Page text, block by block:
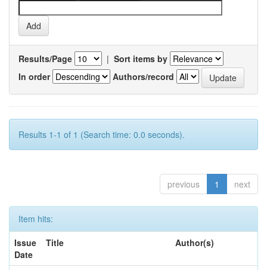
Results/Page | Sort items by
In order
Authors/record
Results 1-1 of 1 (Search time: 0.0 seconds).
previous 1 next
Item hits:
Issue
Date
Title Author(s)